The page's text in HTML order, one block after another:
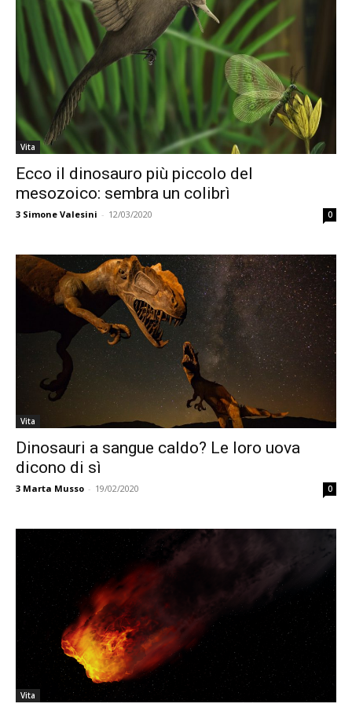
Vita
Ecco il dinosauro più piccolo del
mesozoico: sembra un colibrì
3 Simone Valesini - 12/03/2020 0
Vita
Dinosauri a sangue caldo? Le loro uova
dicono di sì
3 Marta Musso - 19/02/2020 0
Vita